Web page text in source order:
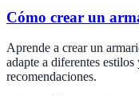
Cómo crear un
Aprende a crear un
adapte a diferentes
recomendaciones.